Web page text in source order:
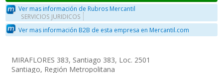
Ver mas información de Rubros Mercantil
SERVICIOS JURIDICOS
Ver mas información B2B de esta empresa en Mercantil.com
MIRAFLORES 383, Santiago 383, Loc. 2501
Santiago, Región Metropolitana